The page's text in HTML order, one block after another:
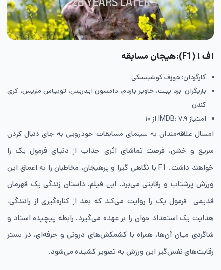
اف ۱ (F1):هیجان مسابقه
کارگردان: جوزف کوشینسکی
بازیگران: برد پیت، خاویر باردم، دامسون ایدریس، توبیاس منزیس، کری
کندن
امتیاز IMDB: ۷.۹ از ۱۰
امسال علاقه‌مندان به سینمای مسابقات خودرویی به جای دنبال کردن
سریع و خشن، فرصت تماشای اثری جذاب از دنیای فرمول یک را
خواهند داشت. F1 با نگاهی گیرا و پرهیجان، مخاطبان را به اعماق این
ورزش پرشتاب و رقابتی می‌برد. این فیلم، داستان زندگی یک قهرمان
قدیمی فرمول یک را روایت می‌کند که بعد از کناره‌گیری از رانندگی،
هدایت یک استعداد جوان را بر عهده می‌گیرد. رابطه پیچیده استاد و
شاگردی میان آن‌ها، همراه با کشمکش‌های درونی و حرفه‌ای، در بستر
رقابت‌های نفس‌گیر این ورزش به تصویر کشیده می‌شود.